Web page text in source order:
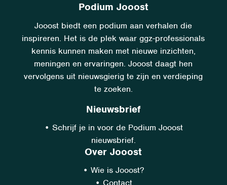
Podium Jooost
Jooost biedt een podium aan verhalen die
inspireren. Het is de plek waar ggz-professionals
kennis kunnen maken met nieuwe inzichten,
meningen en ervaringen. Jooost daagt hen
vervolgens uit nieuwsgierig te zijn en verdieping
te zoeken.
Nieuwsbrief
• Schrijf je in voor de Podium Jooost
nieuwsbrief.
Over Jooost
•Wie is Jooost?
• Contact